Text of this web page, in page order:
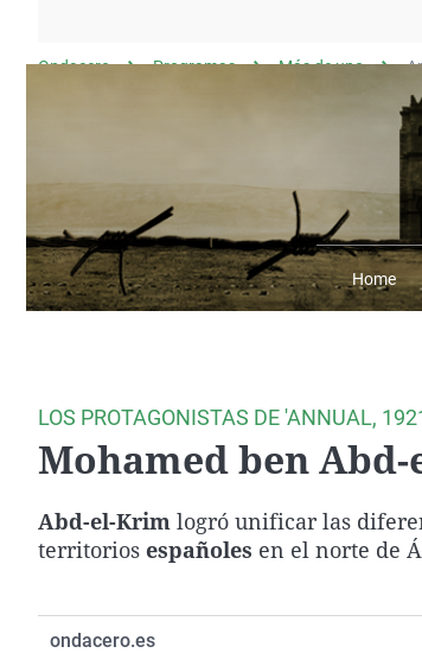
Operación
Ondacero Programas Más de uno
Home
LOS PROTAGONISTAS DE 'ANNUAL,
Mohamed ben
Abd-el-Krim logró unificar las
territorios españoles en el norte de
ondacero.es